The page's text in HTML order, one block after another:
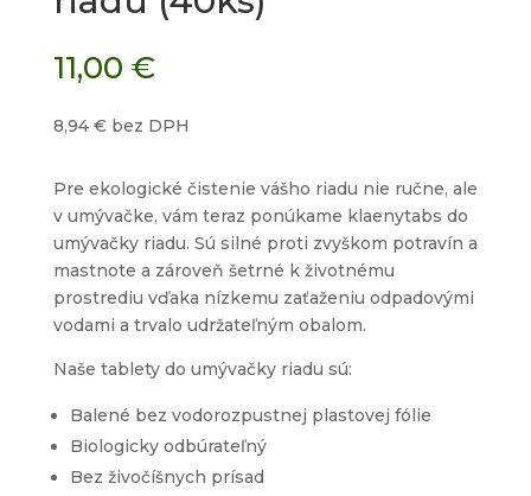
11,00 €
8,94 €bez DPH
Pre ekologické čistenie vášho riadu nie ručne, ale
v umývačke, vám teraz ponúkame klaenytabs do
umývačky riadu. Sú silné proti zvyškom potravín a
mastnote a zároveň šetrné k životnému
prostrediu vďaka nízkemu zaťaženiu odpadovými
vodami a trvalo udržateľným obalom.
Naše tablety do umývačky riadu sú:
Balené bez vodorozpustnej plastovej fólie
Biologicky odbúrateľný
Bez živočíšnych prísad